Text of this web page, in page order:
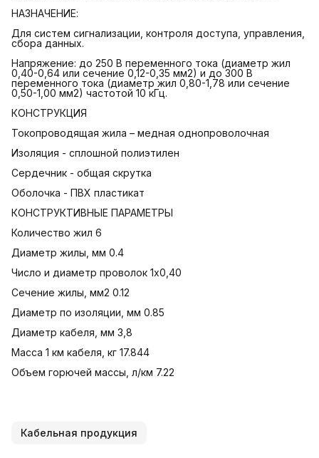
НАЗНАЧЕНИЕ:
Для систем сигнализации, контроля доступа, управления,
сбора данных.
Напряжение: до 250 В переменного тока (диаметр жил
0,40-0,64 или сечение 0,12-0,35 мм2) и до 300 В
переменного тока (диаметр жил 0,80-1,78 или сечение
0,50-1,00 мм2) частотой 10 кГц.
КОНСТРУКЦИЯ
Токопроводящая жила – медная однопроволочная
Изоляция - сплошной полиэтилен
Сердечник - общая скрутка
Оболочка - ПВХ пластикат
КОНСТРУКТИВНЫЕ ПАРАМЕТРЫ
Количество жил 6
Диаметр жилы, мм 0.4
Число и диаметр проволок 1х0,40
Сечение жилы, мм2 0.12
Диаметр по изоляции, мм 0.85
Диаметр кабеля, мм 3,8
Масса 1 км кабеля, кг 17.844
Объем горючей массы, л/км 7.22
Кабельная продукция